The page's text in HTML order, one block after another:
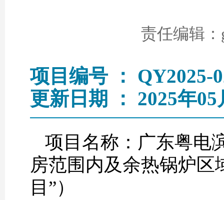
责任编辑
项目编号 ： QY2025-
更新日期 ： 2025年05
项目名称：广东粤电
房范围内及余热锅炉区
目”）